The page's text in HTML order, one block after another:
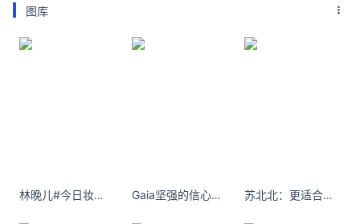
https://huangjin.ijiandao.com/brand/chaohongji/536.html
图库
林晚儿#今日妆容# 万年剪刀手 ​​​​ Gaia坚强的信心，能使平凡的人做出惊人的事业。 苏北北：更适合熬夜宝宝看的视频#慢摇 #ootd穿搭